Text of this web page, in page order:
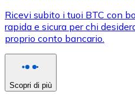
Ricevi subito i tuoi BTC con
rapida e sicura per chi
proprio conto bancario.
Scopri di più